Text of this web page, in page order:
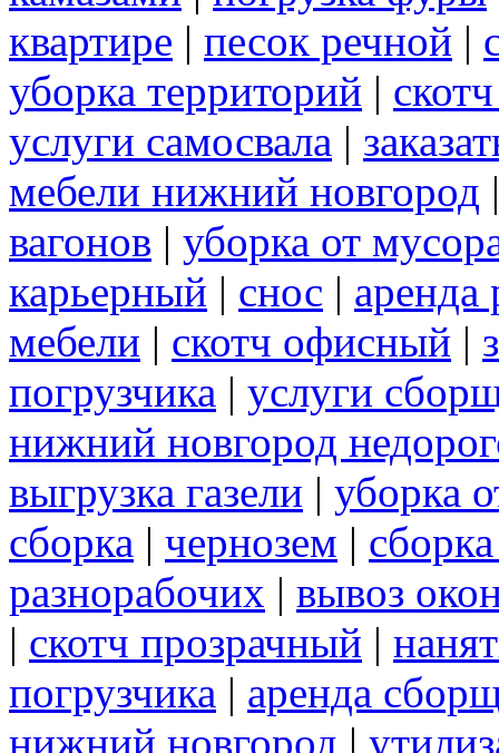
квартире | песок речной |
уборка территорий |
услуги самосвала |
мебели нижний новгород
вагонов | уборка от
карьерный | снос | аренда
мебели | скотч офисный |
погрузчика | услуги
нижний новгород
выгрузка газели | уборка
сборка | чернозем |
разнорабочих | вывоз
| скотч прозрачный |
погрузчика | аренда
нижний новгород |